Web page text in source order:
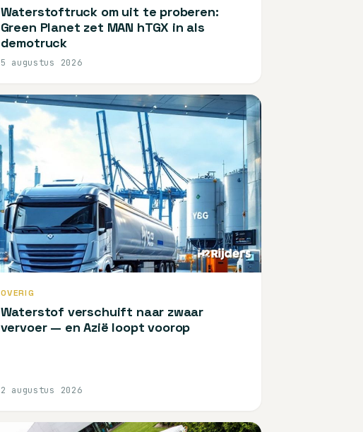
Waterstoftruck om uit te proberen:
Green Planet zet MAN hTGX in als
demotruck
5 augustus 2026
OVERIG
Waterstof verschuift naar zwaar
vervoer — en Azië loopt voorop
2 augustus 2026